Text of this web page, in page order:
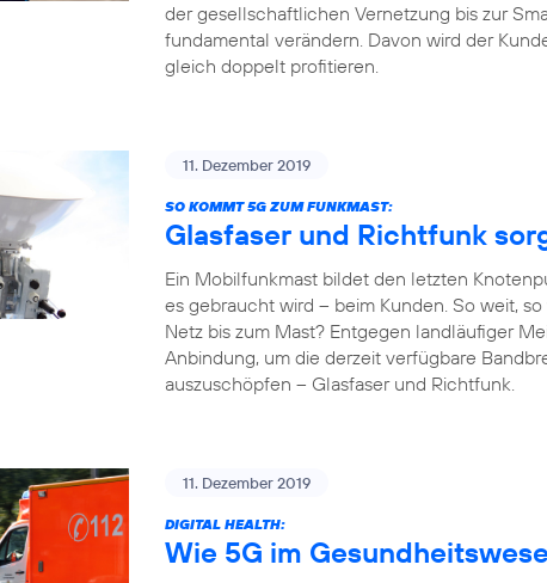
der gesellschaftlichen Vernetzung bis zur
fundamental verändern. Davon wird der
gleich doppelt profitieren.
11. Dezember 2019
SO KOMMT 5G ZUM FUNKMAST:
Glasfaser und Richtfunk
Ein Mobilfunkmast bildet den letzten
es gebraucht wird – beim Kunden. So weit,
Netz bis zum Mast? Entgegen landläufiger
Anbindung, um die derzeit verfügbare
auszuschöpfen – Glasfaser und Richtfunk.
11. Dezember 2019
DIGITAL HEALTH:
Wie 5G im